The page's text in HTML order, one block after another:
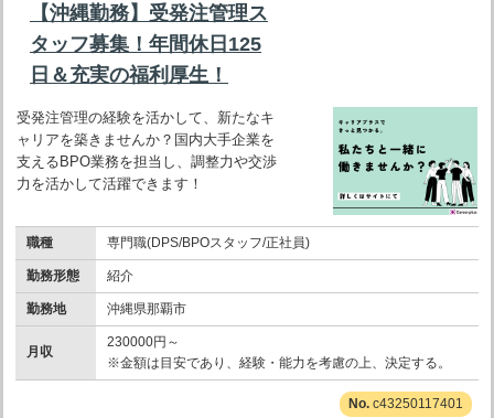
【沖縄勤務】受発注管理ス
タッフ募集！年間休日125
日＆充実の福利厚生！
受発注管理の経験を活かして、新たなキ
ャリアを築きませんか？国内大手企業を
支えるBPO業務を担当し、調整力や交渉
力を活かして活躍できます！
職種 専門職(DPS/BPOスタッフ/正社員)
勤務形態 紹介
勤務地 沖縄県那覇市
月収
230000円～
※金額は目安であり、経験・能力を考慮の上、決定する。
c43250117401